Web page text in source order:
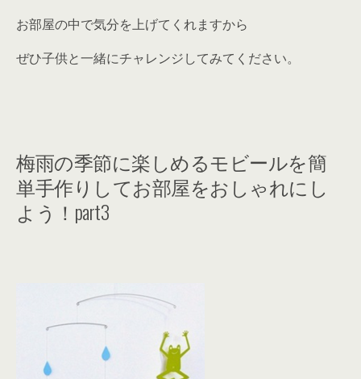
お部屋の中で気分を上げてくれますから
ぜひ子供と一緒にチャレンジしてみてください。
梅雨の季節に楽しめるモビールを簡
単手作りしてお部屋をおしゃれにし
よう！part3